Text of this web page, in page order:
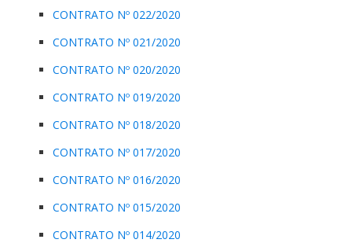
CONTRATO Nº 022/2020
CONTRATO Nº 021/2020
CONTRATO Nº 020/2020
CONTRATO Nº 019/2020
CONTRATO Nº 018/2020
CONTRATO Nº 017/2020
CONTRATO Nº 016/2020
CONTRATO Nº 015/2020
CONTRATO Nº 014/2020